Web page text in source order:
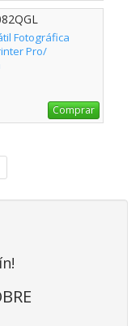
Fotográfica
Pro/
Comprar